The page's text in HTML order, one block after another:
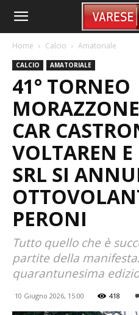
Home Calcio Amatoriale
CALCIO AMATORIALE
41° TORNEO
CAR
VOLTAREN
SRL SI
PERONI
Tutto quello che è
partite della
quarantunesima
10 Giugno 2026, 15:00 418